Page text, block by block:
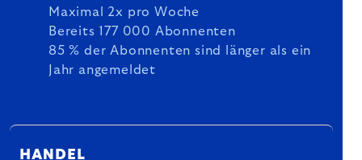
Maximal 2x pro Woche
Bereits 177 000 Abonnenten
85 % der Abonnenten sind länger als ein
Jahr angemeldet
HANDEL